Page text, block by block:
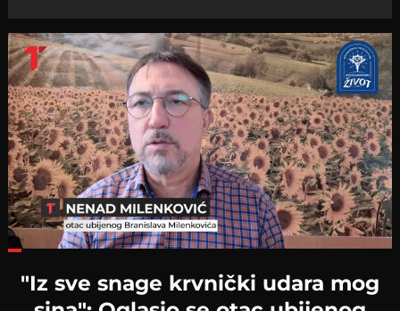
"Iz sve snage krvnički udara mog